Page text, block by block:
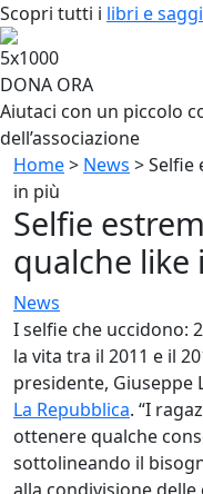
Scopri tutti i libri e saggi
5x1000
DONA ORA
Aiutaci con un piccolo
dell’associazione
Home> News >Selfie
in più
Selfie
qualche like
News
I selfie che uccidono:
la vita tra il 2011 e il
presidente, Giuseppe
La Repubblica. “I
ottenere qualche
sottolineando il